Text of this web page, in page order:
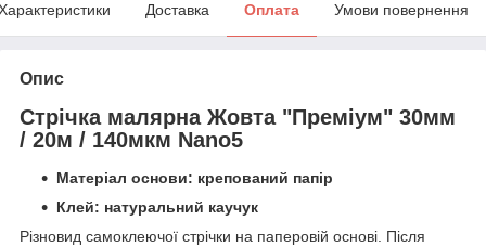
Доставка Оплата Умови повернення
Опис
Стрічка малярна Жовта "Преміум" 30мм
/ 20м / 140мкм Nano5
Матеріал основи: крепований папір
Клей: натуральний каучук
Різновид самоклеючої стрічки на паперовій основі. Після